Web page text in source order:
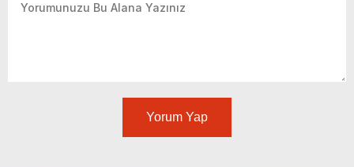
Yorum Yap